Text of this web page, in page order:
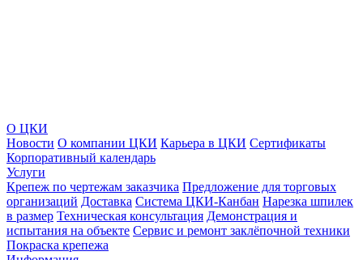
О ЦКИ
Новости О компании ЦКИ Карьера в ЦКИ Сертификаты
Корпоративный календарь
Услуги
Крепеж по чертежам заказчика Предложение для торговых
организаций Доставка Система ЦКИ-Канбан Нарезка шпилек
в размер Техническая консультация Демонстрация и
испытания на объекте Сервис и ремонт заклёпочной техники
Покраска крепежа